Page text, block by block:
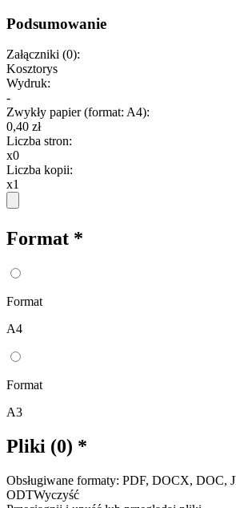
Podsumowanie
Załączniki (0):
Kosztorys
Wydruk:
-
Zwykły papier (format: A4):
0,40 zł
Liczba stron:
x0
Liczba kopii:
x1
Format *
Format
A4
Format
A3
Pliki (0) *
Obsługiwane formaty: PDF, DOCX, DOC,
ODTWyczyść